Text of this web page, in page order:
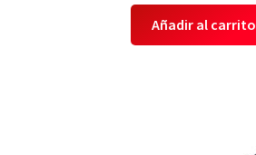
Añadir al carrito